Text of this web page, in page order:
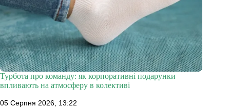
Турбота про команду: як корпоративні подарунки
впливають на атмосферу в колективі
05 Серпня 2026, 13:22